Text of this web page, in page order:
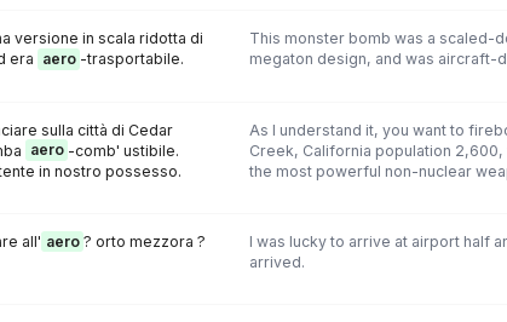
versione in scala ridotta di
era aero -trasportabile.
This monster bomb was a scaled-
megaton design, and was aircraft-
sulla città di Cedar
aero -comb' ustibile.
in nostro possesso.
As l understand it, you want to
Creek, California population 2,600,
the most powerful non-nuclear
all' aero ? orto mezzora ?
I was lucky to arrive at airport half
arrived.